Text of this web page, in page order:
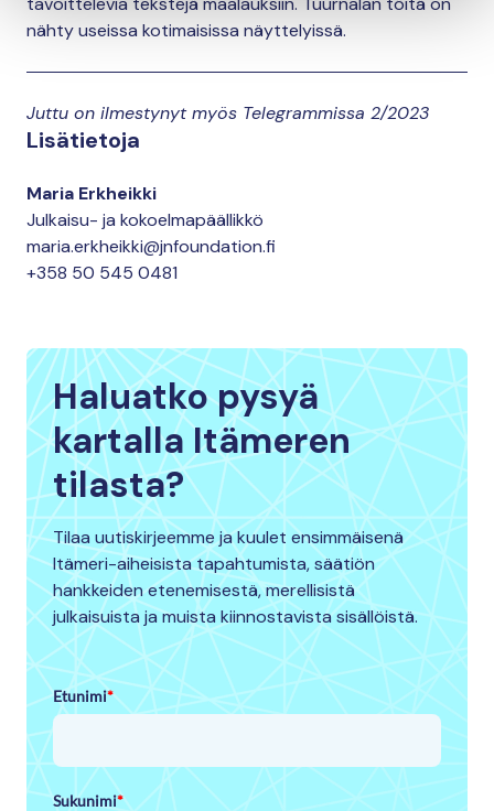
Lisätietoja
Maria Erkheikki
Julkaisu- ja kokoelmapäällikkö
maria.erkheikki@jnfoundation.fi
+358 50 545 0481
nähty useissa kotimaisissa näyttelyissä.
Juttu on ilmestynyt myös Telegrammissa 2/2023
Haluatko pysyä
kartalla Itämeren
tilasta?
Tilaa uutiskirjeemme ja kuulet ensimmäisenä
Itämeri-aiheisista tapahtumista, säätiön
hankkeiden etenemisestä, merellisistä
julkaisuista ja muista kiinnostavista sisällöistä.
Etunimi*
Sukunimi*